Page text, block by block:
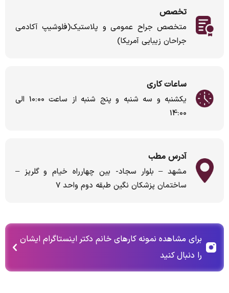
تخصص
متخصص جراح عمومي و پلاستيك(فلوشیپ آکادمی
جراحان زیبایی آمریکا)
ساعات کاری
یکشنبه و سه شنبه و پنج شنبه از ساعت 10:00 الی
14:00
آدرس مطب
مشهد – بلوار سجاد- بین چهارراه خیام و گلریز –
ساختمان پزشکان نگین طبقه دوم واحد 7
برای مشاهده نمونه کارهای خانم دکتر اینستاگرام ایشان
را دنبال کنید